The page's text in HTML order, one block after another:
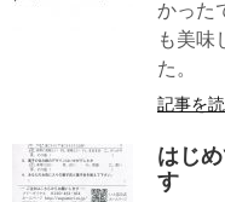
かった
も美味
記事を
はじ
す